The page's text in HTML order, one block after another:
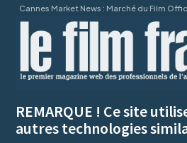
Cannes Market News : Marché du Film
REMARQUE ! Ce site
autres technologies